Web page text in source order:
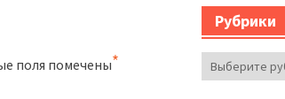
поля помечены*
Рубрики
Рубрики